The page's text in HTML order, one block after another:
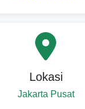
Lokasi
Jakarta Pusat